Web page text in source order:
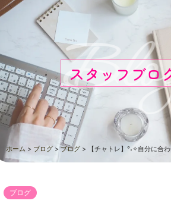
スタッフブロ
ホーム > ブログ >ブログ > 【チャトレ】°˖✧自分に合
ブログ